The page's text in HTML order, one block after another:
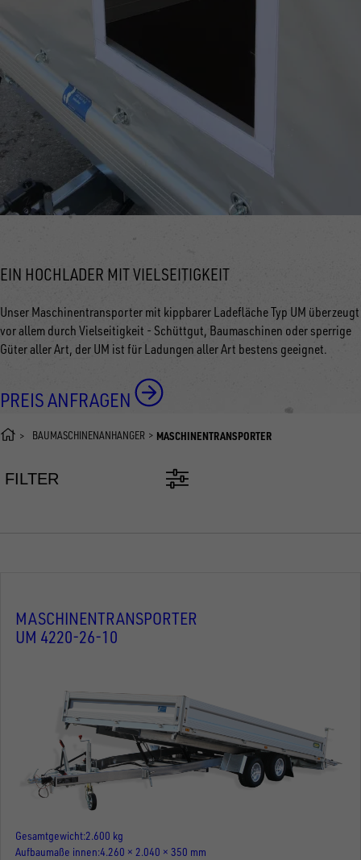
EIN HOCHLADER MIT VIELSEITIGKEIT
Unser Maschinentransporter mit kippbarer Ladefläche Typ UM überzeugt
vor allem durch Vielseitigkeit - Schüttgut, Baumaschinen oder sperrige
Güter aller Art, der UM ist für Ladungen aller Art bestens geeignet.
PREIS ANFRAGEN
BAUMASCHINENANHÄNGER MASCHINENTRANSPORTER
FILTER
MASCHINENTRANSPORTER
UM 4220-26-10
Gesamtgewicht 2.600 kg
Aufbaumaße innen 4.260 × 2.040 × 350 mm